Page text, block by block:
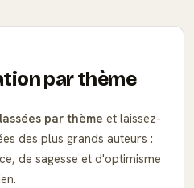
par thème
par thème et laissez-
des plus grands auteurs :
de sagesse et d'optimisme